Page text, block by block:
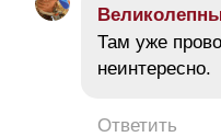
Там уже
неинтересно.
Ответить